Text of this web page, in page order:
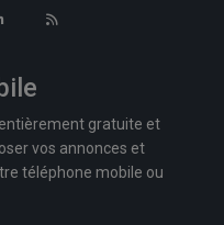
gratuite et
vos annonces et
téléphone mobile ou